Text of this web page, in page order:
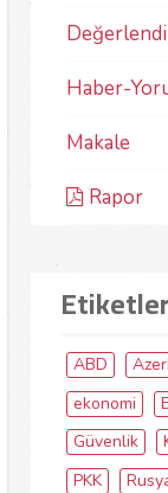
Haber-
Makale
Rapor
Etiketler
ABD
ekonomi
Güvenlik
PKK